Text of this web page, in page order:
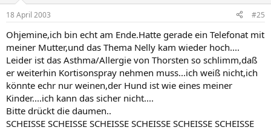
18 April 2003 #25
Ohjemine,ich bin echt am Ende.Hatte gerade ein Telefonat mit
meiner Mutter,und das Thema Nelly kam wieder hoch....
Leider ist das Asthma/Allergie von Thorsten so schlimm,daß
er weiterhin Kortisonspray nehmen muss...ich weiß nicht,ich
könnte echr nur weinen,der Hund ist wie eines meiner
Kinder....ich kann das sicher nicht....
Bitte drückt die daumen..
SCHEISSE SCHEISSE SCHEISSE SCHEISSE SCHEISSE SCHEISSE